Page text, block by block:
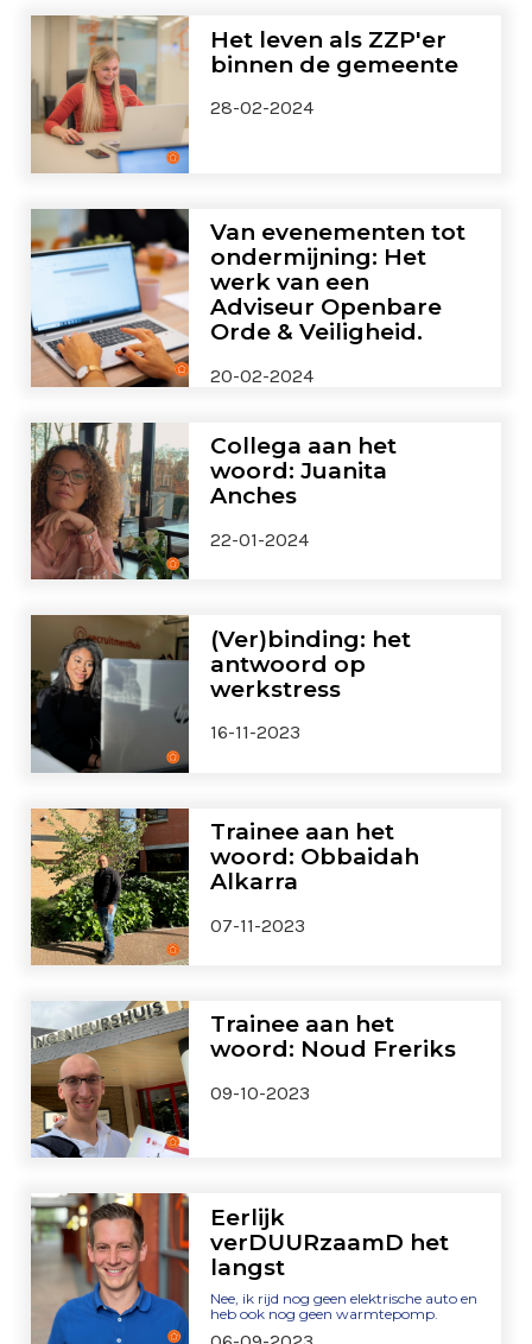
Het leven als ZZP'er
binnen de gemeente
28-02-2024
Van evenementen tot
ondermijning: Het
werk van een
Adviseur Openbare
Orde & Veiligheid.
20-02-2024
Collega aan het
woord: Juanita
Anches
22-01-2024
(Ver)binding: het
antwoord op
werkstress
16-11-2023
Trainee aan het
woord: Obbaidah
Alkarra
07-11-2023
Trainee aan het
woord: Noud Freriks
09-10-2023
Eerlijk
verDUURzaamD het
langst
Nee, ik rijd nog geen elektrische auto en
heb ook nog geen warmtepomp.